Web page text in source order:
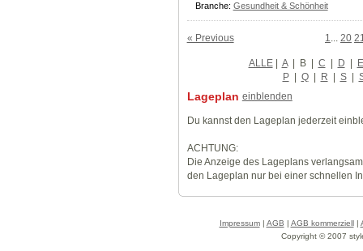
Branche: Gesundheit & Schönheit
« Previous 1 20
ALLE| A | B| C | D | E
P | Q | R | S |
Lageplan einblenden
Du kannst den Lageplan jederzeit
ACHTUNG:
Die Anzeige des Lageplans
den Lageplan nur bei einer schnellen
Impressum| AGB | AGB kommerziell|
Copyright © 2007